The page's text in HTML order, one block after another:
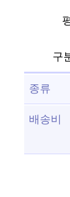
구
종류
배송비